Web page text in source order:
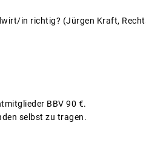
in richtig? (Jürgen Kraft,
BBV 90 €.
selbst zu tragen.